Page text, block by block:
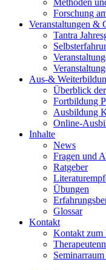
Methoden
Forschung
Veranstaltungen &
Tantra
Aus-&
Überblick
Fortbildung
Ausbildung
Online-
Inhalte
News
Fragen und
Ratgeber
Übungen
Glossar
Kontakt
Kontakt zum